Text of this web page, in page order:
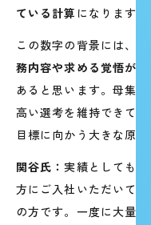
ている計算 になります。
この数字の背景には、
務内容や求める覚悟が候
あると思います。母集
高い選考を維持できてい
目標に向かう大きな原動
関谷氏：実績としても、
方にご入社いただいて
の方です。一度に大量